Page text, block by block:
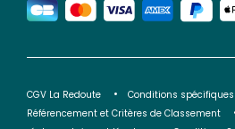
CGV La Redoute
Conditions
Référencement et Critères de Classement